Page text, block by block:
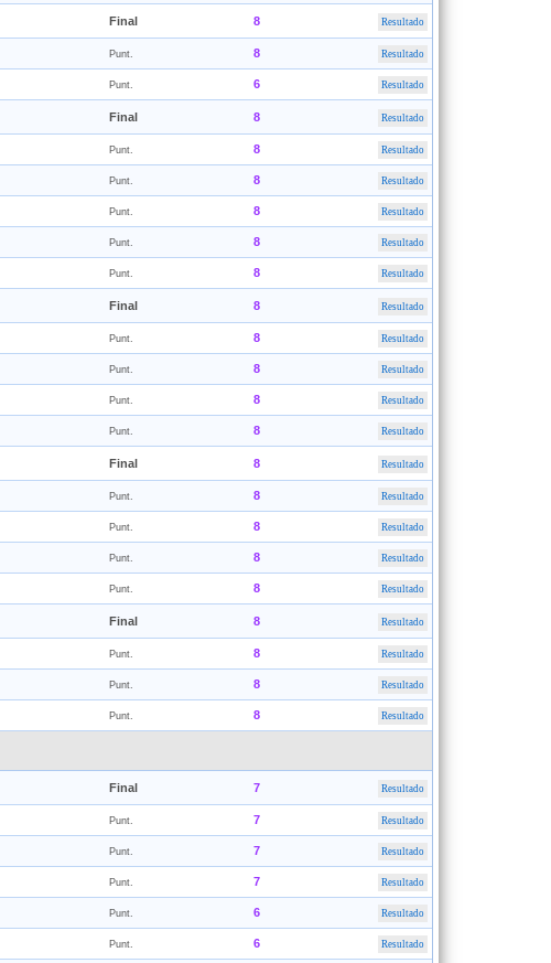
Final 8 Resultado
Punt. 8 Resultado
Punt. 6 Resultado
Final 8 Resultado
Punt. 8 Resultado
Punt. 8 Resultado
Punt. 8 Resultado
Punt. 8 Resultado
Punt. 8 Resultado
Final 8 Resultado
Punt. 8 Resultado
Punt. 8 Resultado
Punt. 8 Resultado
Punt. 8 Resultado
Final 8 Resultado
Punt. 8 Resultado
Punt. 8 Resultado
Punt. 8 Resultado
Punt. 8 Resultado
Final 8 Resultado
Punt. 8 Resultado
Punt. 8 Resultado
Punt. 8 Resultado
Final 7 Resultado
Punt. 7 Resultado
Punt. 7 Resultado
Punt. 7 Resultado
Punt. 6 Resultado
Punt. 6 Resultado